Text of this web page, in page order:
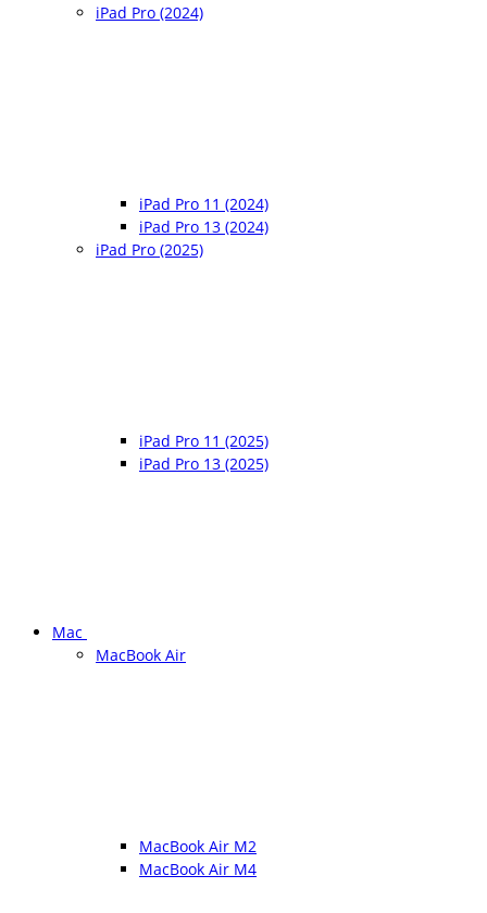
iPad Pro (2024)
iPad Pro 11 (2024)
iPad Pro 13 (2024)
iPad Pro (2025)
iPad Pro 11 (2025)
iPad Pro 13 (2025)
Mac
MacBook Air
MacBook Air M2
MacBook Air M4